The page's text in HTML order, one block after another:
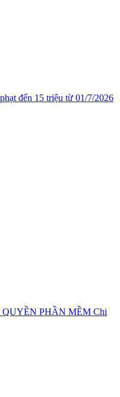
đến 15 triệu từ 01/7/2026
PHẦN MỀM Chi